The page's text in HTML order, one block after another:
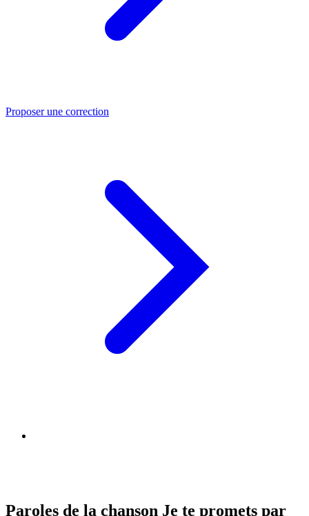
Proposer une correction
Paroles de la chanson Je te promets par